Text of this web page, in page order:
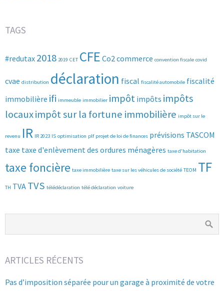
TAGS
#redutax 2018 2019 CET CFE Co2commerce convention fiscale covid
cvae distribution déclaration fiscal fiscalité automobile fiscalité
immobilière ifi immeuble immobilier impôt impôts impôts
locauximpôt sur la fortune immobilière impôt sur le
revenu IR IR 2023 IS optimisation plf projet de loi de finances prévisions TASCOM
taxe taxe d'enlèvement des ordures ménagères taxe d'habitation
taxe foncière taxe immobilière taxe sur les véhicules de société TEOM TF
TH TVA TVS télédéclaration télé déclaration voiture
ARTICLES RÉCENTS
Pas d’imposition séparée pour un garage à proximité de votre